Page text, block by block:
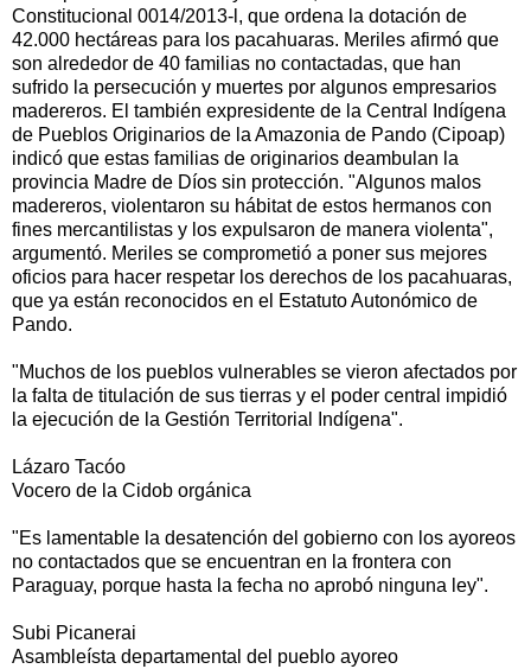
Constitucional 0014/2013-l, que ordena la dotación de
42.000 hectáreas para los pacahuaras. Meriles afirmó que
son alrededor de 40 familias no contactadas, que han
sufrido la persecución y muertes por algunos empresarios
madereros. El también expresidente de la Central Indígena
de Pueblos Originarios de la Amazonia de Pando (Cipoap)
indicó que estas familias de originarios deambulan la
provincia Madre de Díos sin protección. "Algunos malos
madereros, violentaron su hábitat de estos hermanos con
fines mercantilistas y los expulsaron de manera violenta",
argumentó. Meriles se comprometió a poner sus mejores
oficios para hacer respetar los derechos de los pacahuaras,
que ya están reconocidos en el Estatuto Autonómico de
Pando.
"Muchos de los pueblos vulnerables se vieron afectados por
la falta de titulación de sus tierras y el poder central impidió
la ejecución de la Gestión Territorial Indígena".
Lázaro Tacóo
Vocero de la Cidob orgánica
"Es lamentable la desatención del gobierno con los ayoreos
no contactados que se encuentran en la frontera con
Paraguay, porque hasta la fecha no aprobó ninguna ley".
Subi Picanerai
Asambleísta departamental del pueblo ayoreo